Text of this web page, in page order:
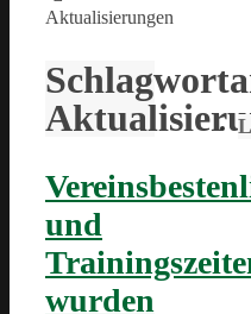
Aktualisierungen
und
wurden